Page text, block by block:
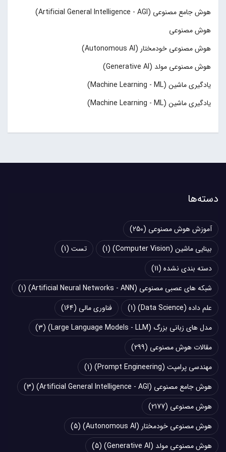
هوش جامع مصنوعی (Artificial General Intelligence - AGI)
هوش مصنوعی
هوش مصنوعی خودمختار (Autonomous AI)
هوش مصنوعی مولد (Generative AI)
یادگیری ماشین (Machine Learning - ML)
یادگیری ماشین (Machine Learning - ML)
دسته‌ها
آموزش هوش مصنوعی (250)
بینایی ماشین (Computer Vision)
(1) تست (1)
دسته بندی نشده (11)
شبکه های عصبی مصنوعی (Artificial Neural Networks - ANN)
(1)
علم داده (Data Science)
(1) فناوری مالی (164)
مدل های زبانی بزرگ (Large Language Models - LLM)
(3)
مقالات هوش مصنوعی (299)
مهندسی پرامپت (Prompt Engineering)
(1)
هوش جامع مصنوعی (Artificial General Intelligence - AGI)
(3)
هوش مصنوعی (2177)
هوش مصنوعی خودمختار (Autonomous AI)
(5)
هوش مصنوعی مولد (Generative AI)
(5)